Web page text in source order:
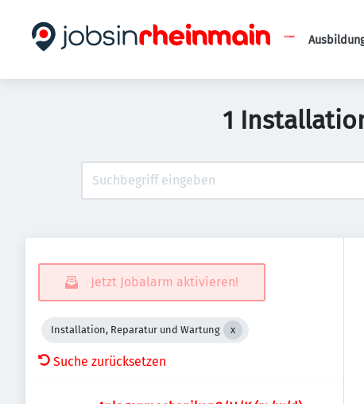
1
Jetzt Jobalarm aktivieren!
Installation, Reparatur und Wartung
Suche zurücksetzen